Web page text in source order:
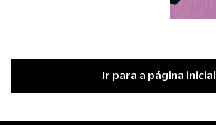
Ir para a página inicial